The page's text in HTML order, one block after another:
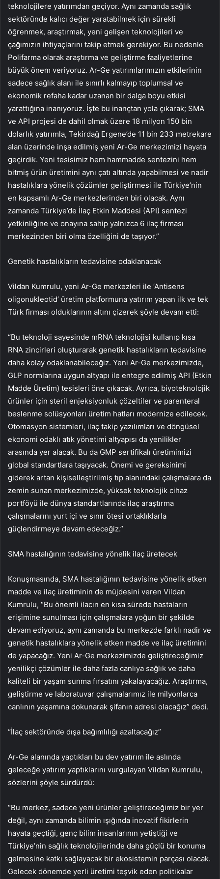
teknolojilere yatırımdan geçiyor. Aynı zamanda sağlık
sektöründe kalıcı değer yaratabilmek için sürekli
öğrenmek, araştırmak, yeni gelişen teknolojileri ve
çağımızın ihtiyaçlarını takip etmek gerekiyor. Bu nedenle
Polifarma olarak araştırma ve geliştirme faaliyetlerine
büyük önem veriyoruz. Ar-Ge yatırımlarımızın etkilerinin
sadece sağlık alanı ile sınırlı kalmayıp toplumsal ve
ekonomik refaha kadar uzanan bir dalga boyu etkisi
yarattığına inanıyoruz. İşte bu inançtan yola çıkarak; SMA
ve API projesi de dahil olmak üzere 18 milyon 150 bin
dolarlık yatırımla, Tekirdağ Ergene’de 11 bin 233 metrekare
alan üzerinde inşa edilmiş yeni Ar-Ge merkezimizi hayata
geçirdik. Yeni tesisimiz hem hammadde sentezini hem
bitmiş ürün üretimini aynı çatı altında yapabilmesi ve nadir
hastalıklara yönelik çözümler geliştirmesi ile Türkiye’nin
en kapsamlı Ar-Ge merkezlerinden biri olacak. Aynı
zamanda Türkiye’de İlaç Etkin Maddesi (API) sentezi
yetkinliğine ve onayına sahip yalnızca 6 ilaç firması
merkezinden biri olma özelliğini de taşıyor.”
Genetik hastalıkların tedavisine odaklanacak
Vildan Kumrulu, yeni Ar-Ge merkezleri ile ‘Antisens
oligonukleotid’ üretim platformuna yatırım yapan ilk ve tek
Türk firması olduklarının altını çizerek şöyle devam etti:
“Bu teknoloji sayesinde mRNA teknolojisi kullanıp kısa
RNA zincirleri oluşturarak genetik hastalıkların tedavisine
daha kolay odaklanabileceğiz. Yeni Ar-Ge merkezimizde,
GLP normlarına uygun altyapı ile entegre edilmiş API (Etkin
Madde Üretim) tesisleri öne çıkacak. Ayrıca, biyoteknolojik
ürünler için steril enjeksiyonluk çözeltiler ve parenteral
beslenme solüsyonları üretim hatları modernize edilecek.
Otomasyon sistemleri, ilaç takip yazılımları ve döngüsel
ekonomi odaklı atık yönetimi altyapısı da yenilikler
arasında yer alacak. Bu da GMP sertifikalı üretimimizi
global standartlara taşıyacak. Önemi ve gereksinimi
giderek artan kişiselleştirilmiş tıp alanındaki çalışmalara da
zemin sunan merkezimizde, yüksek teknolojik cihaz
portföyü ile dünya standartlarında ilaç araştırma
çalışmalarını yurt içi ve sınır ötesi ortaklıklarla
güçlendirmeye devam edeceğiz.”
SMA hastalığının tedavisine yönelik ilaç üretecek
Konuşmasında, SMA hastalığının tedavisine yönelik etken
madde ve ilaç üretiminin de müjdesini veren Vildan
Kumrulu, “Bu önemli ilacın en kısa sürede hastaların
erişimine sunulması için çalışmalara yoğun bir şekilde
devam ediyoruz, aynı zamanda bu merkezde farklı nadir ve
genetik hastalıklara yönelik etken madde ve ilaç üretimini
de yapacağız. Yeni Ar-Ge merkezimizde geliştireceğimiz
yenilikçi çözümler ile daha fazla canlıya sağlık ve daha
kaliteli bir yaşam sunma fırsatını yakalayacağız. Araştırma,
geliştirme ve laboratuvar çalışmalarımız ile milyonlarca
canlının yaşamına dokunarak şifanın adresi olacağız” dedi.
“İlaç sektöründe dışa bağımlılığı azaltacağız”
Ar-Ge alanında yaptıkları bu dev yatırım ile aslında
geleceğe yatırım yaptıklarını vurgulayan Vildan Kumrulu,
sözlerini şöyle sürdürdü:
“Bu merkez, sadece yeni ürünler geliştireceğimiz bir yer
değil, aynı zamanda bilimin ışığında inovatif fikirlerin
hayata geçtiği, genç bilim insanlarının yetiştiği ve
Türkiye’nin sağlık teknolojilerinde daha güçlü bir konuma
gelmesine katkı sağlayacak bir ekosistemin parçası olacak.
Gelecek dönemde yerli üretimi teşvik eden politikalar